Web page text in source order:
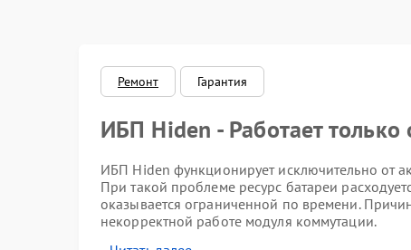
Ремонт Гарантия
ИБП Hiden - Работает только
ИБП Hiden функционирует исключительно от
При такой проблеме ресурс батареи
оказывается ограниченной по времени.
некорректной работе модуля коммутации.